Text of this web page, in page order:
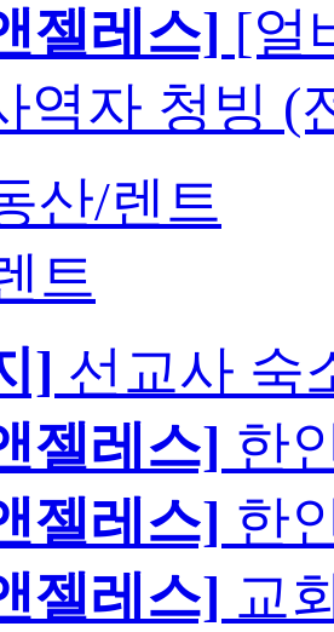
젤레스] [얼
역자 청빙 (
산/렌트
트
] 선교사 숙
젤레스] 한
젤레스] 한
젤레스] 교